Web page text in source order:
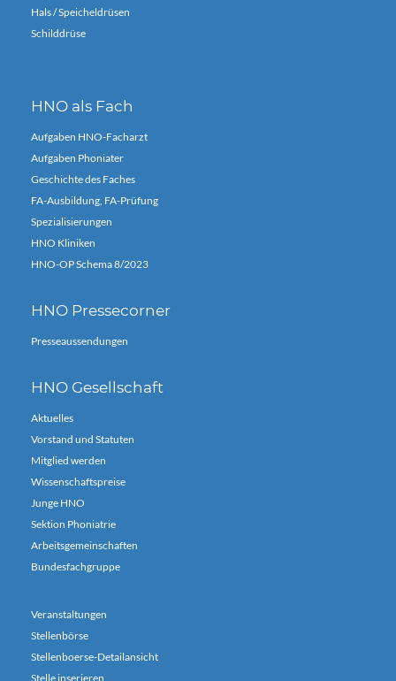
Hals / Speicheldrüsen
Schilddrüse
HNO als Fach
Aufgaben HNO-Facharzt
Aufgaben Phoniater
Geschichte des Faches
FA-Ausbildung, FA-Prüfung
Spezialisierungen
HNO Kliniken
HNO-OP Schema 8/2023
HNO Pressecorner
Presseaussendungen
HNO Gesellschaft
Aktuelles
Vorstand und Statuten
Mitglied werden
Wissenschaftspreise
Junge HNO
Sektion Phoniatrie
Arbeitsgemeinschaften
Bundesfachgruppe
Veranstaltungen
Stellenbörse
Stellenboerse-Detailansicht
Stelle inserieren